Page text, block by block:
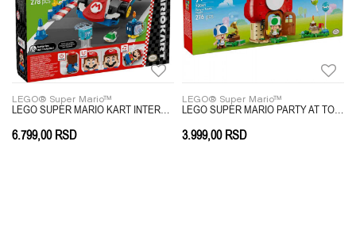
LEGO® Super Mario™
6.799,00 RSD
LEGO® Super Mario™
3.999,00 RSD